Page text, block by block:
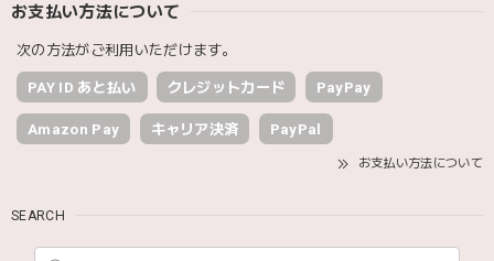
お支払い方法について
次の方法がご利用いただけます。
PAY ID あと払い クレジットカード PayPay
Amazon Pay キャリア決済 PayPal
お支払い方法について
SEARCH